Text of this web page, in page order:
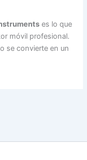
es lo que
móvil profesional.
se convierte en un